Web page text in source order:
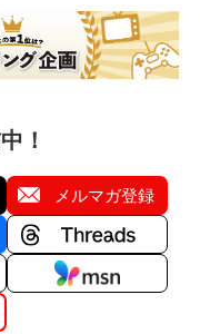
！
メルマガ登録